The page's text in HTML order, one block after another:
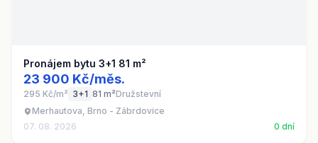
Pronájem bytu 3+1 81 m²
23 900 Kč/měs.
295 Kč/m² 3+1 81 m²Družstevní
Merhautova, Brno - Zábrdovice
07. 08. 2026
0 dní